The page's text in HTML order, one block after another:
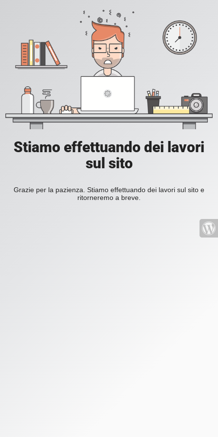
Stiamo effettuando dei lavori
sul sito
Grazie per la pazienza. Stiamo effettuando dei lavori sul sito e
ritorneremo a breve.